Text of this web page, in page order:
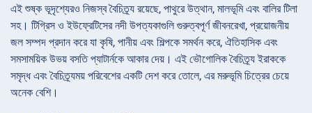
এই শুষ্ক ভূদৃশ্যেরও নিজস্ব বৈচিত্র্য রয়েছে, পাথুরে উত্থান, মালভূমি এবং বালির টিলা
সহ। টিগ্রিস ও ইউফ্রেটিসের নদী উপত্যকাগুলি গুরুত্বপূর্ণ জীবনরেখা, প্রয়োজনীয়
জল সম্পদ প্রদান করে যা কৃষি, পানীয় এবং শিল্পকে সমর্থন করে, ঐতিহাসিক এবং
সমসাময়িক উভয় বসতি প্যাটার্নকে আকার দেয়। এই ভৌগোলিক বৈচিত্র্য ইরাককে
সমৃদ্ধ এবং বৈচিত্র্যময় পরিবেশের একটি দেশ করে তোলে, এর মরুভূমি চিত্রের চেয়ে
অনেক বেশি।